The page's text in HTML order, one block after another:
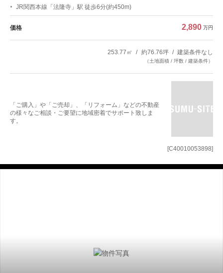
[C40010053898]
JR関西本線「法隆寺」駅 徒歩6分(約450m)
価格 2,890 万円
253.77㎡ 約76.76坪 建築条件なし
（土地面積 / 坪数 / 建築条件）
「ご購入」や「ご売却」、「リフォーム」などの不動産
の様々なご相談・ご要望に地域密着でサポート致しま
す。